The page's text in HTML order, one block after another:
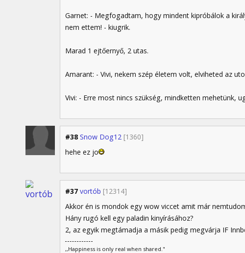
Garnet: - Megfogadtam, hogy mindent kipróbálok a
nem ettem! - kiugrik.
Marad 1 ejtőernyő, 2 utas.
Amarant: - Vivi, nekem szép életem volt, elviheted az
Vivi: - Erre most nincs szükség, mindketten mehetünk,
#38 Snow Dog12 [1360]
hehe ez jo
#37 vortób [12314]
Akkor én is mondok egy wow viccet amit már
Hány rugó kell egy paladin kinyírásához?
2, az egyik megtámadja a másik pedig megvárja IF
,,Happiness is only real when shared."